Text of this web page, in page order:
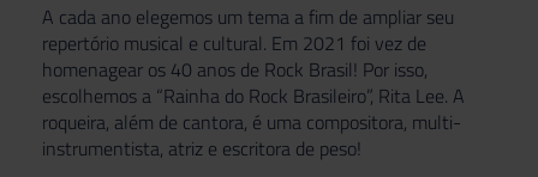
A cada ano elegemos um tema a fim de ampliar seu
repertório musical e cultural. Em 2021 foi vez de
homenagear os 40 anos de Rock Brasil! Por isso,
escolhemos a “Rainha do Rock Brasileiro”, Rita Lee. A
roqueira, além de cantora, é uma compositora, multi-
instrumentista, atriz e escritora de peso!